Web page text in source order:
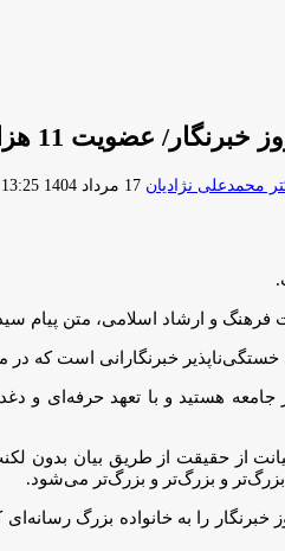
اهالی رسانه در صندوق هنر
محمدعلی نژادیان ارسال
17 مرداد 1404 13:25
فرهنگ و ارشاد اسلامی، متن
خبرنگارانی است که
هستید و با تعهد حرفه‌ای و
از حقیقت از طریق بیان
بزرگ‌تر و بزرگ‌تر و بزرگ‌تر می‌شود.
خبرنگار را به خانواده بزرگ